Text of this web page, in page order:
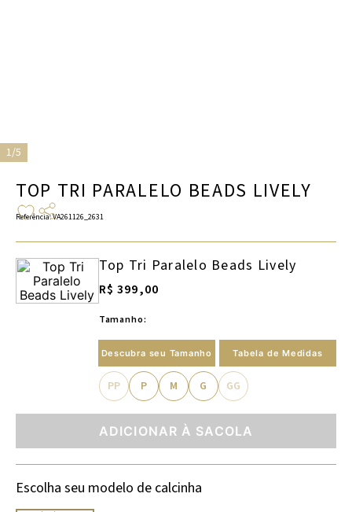
1/5
TOP TRI PARALELO BEADS LIVELY
Referência:VA261126_2631
Top Tri Paralelo Beads Lively
R$ 399,00
Tamanho:
Descubra seu Tamanho Tabela de Medidas
PP P M G GG
ADICIONAR À SACOLA
Escolha seu modelo de calcinha